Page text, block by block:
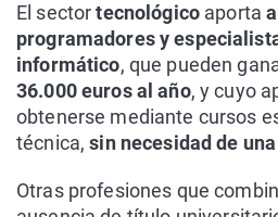
El sectortecnológico aporta
programadores y
informático, que pueden
36.000 euros al año, y cuyo
obtenerse mediante cursos
técnica,sin necesidad de
Otras profesiones que